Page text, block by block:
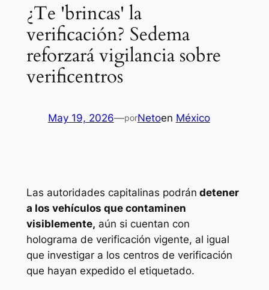
¿Te 'brincas' la
verificación? Sedema
reforzará vigilancia sobre
verificentros
May 19, 2026—porNetoen México
Las autoridades capitalinas podrán detener
a los vehículos que contaminen
visiblemente, aún si cuentan con
holograma de verificación vigente, al igual
que investigar a los centros de verificación
que hayan expedido el etiquetado.